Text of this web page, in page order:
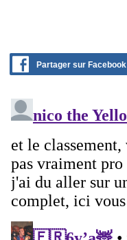
Partager sur Facebook